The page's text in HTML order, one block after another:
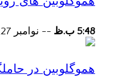
5:48 ب.ظ -- نوامبر 27, 2023
هموگلوبین در